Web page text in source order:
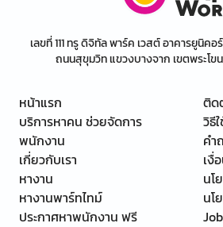
เลขที่ 111 ทรู ดิจิทัล พาร์ค เวสต์ อาคารยูนิค
ถนนสุขุมวิท แขวงบางจาก เขตพระโข
หน้าแรก
บริการหาคน ช่วยจัดการ
พนักงาน
เกี่ยวกับเรา
หางาน
หางานพาร์ทไทม์
ประกาศหาพนักงาน ฟรี
ติด
วิธี
คำ
เงื่
นโ
นโ